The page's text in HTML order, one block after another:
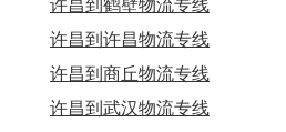
许昌到鹤壁物流专线
许昌到许昌物流专线
许昌到商丘物流专线
许昌到武汉物流专线